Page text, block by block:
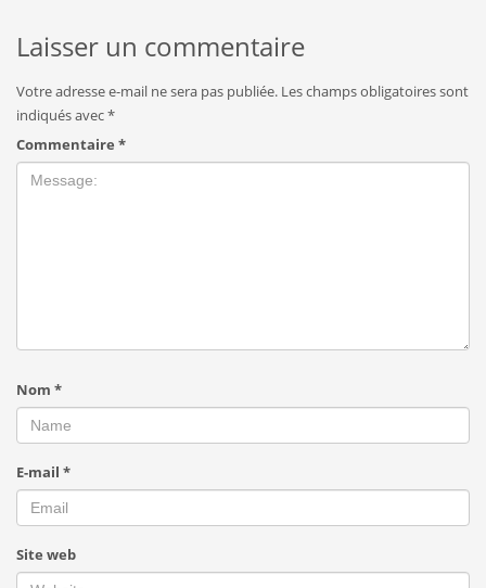
Laisser un commentaire
Votre adresse e-mail ne sera pas publiée. Les champs obligatoires sont
indiqués avec*
Commentaire *
Nom *
E-mail *
Site web